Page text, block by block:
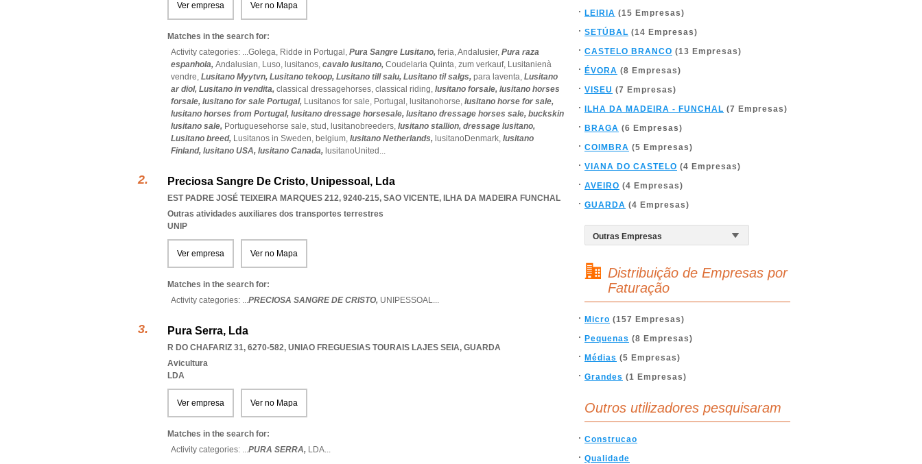
Ver empresa Ver no Mapa
Matches in the search for:
Activity categories: ...Golega, Ridde in Portugal, Pura Sangre Lusitano, feria,Andalusier, Pura raza
espanhola, Andalusian, Luso, lusitanos, cavalo lusitano, Coudelaria Quinta, zum verkauf, Lusitanienà
vendre, Lusitano Myytvn, Lusitano tekoop, Lusitano till salu, Lusitano til salgs, para laventa, Lusitano
ar diol, Lusitano in vendita, classical dressagehorses, classical riding, lusitano forsale, lusitano horses
forsale, lusitano for sale Portugal, Lusitanos for sale, Portugal, lusitanohorse, lusitano horse for sale,
lusitano horses from Portugal, lusitano dressage horsesale, lusitano dressage horses sale, buckskin
lusitano sale, Portuguesehorse sale, stud, lusitanobreeders, lusitano stallion, dressage lusitano,
Lusitano breed, Lusitanos in Sweden, belgium, lusitano Netherlands, lusitanoDenmark, lusitano
Finland, lusitano USA, lusitano Canada, lusitanoUnited ...
Preciosa Sangre De Cristo, Unipessoal, Lda
EST PADRE JOSÉ TEIXEIRA MARQUES 212, 9240-215, SAO VICENTE, ILHA DA MADEIRA FUNCHAL
Outras atividades auxiliares dos transportes terrestres
UNIP
Ver empresa Ver no Mapa
Matches in the search for:
Activity categories: ...PRECIOSA SANGRE DE CRISTO, UNIPESSOAL...
Pura Serra, Lda
R DO CHAFARIZ 31, 6270-582, UNIAO FREGUESIAS TOURAIS LAJES SEIA, GUARDA
Avicultura
LDA
Ver empresa Ver no Mapa
Matches in the search for:
Activity categories: ...PURA SERRA, LDA...
LEIRIA (15 Empresas)
SETÚBAL (14 Empresas)
CASTELO BRANCO (13 Empresas)
ÉVORA (8 Empresas)
VISEU (7 Empresas)
ILHA DA MADEIRA - FUNCHAL (7 Empresas)
BRAGA (6 Empresas)
COIMBRA (5 Empresas)
VIANA DO CASTELO (4 Empresas)
AVEIRO (4 Empresas)
GUARDA (4 Empresas)
Distribuição de Empresas por
Faturação
Micro (157 Empresas)
Pequenas (8 Empresas)
Médias (5 Empresas)
Grandes (1 Empresas)
Outros utilizadores pesquisaram
Construcao
Qualidade